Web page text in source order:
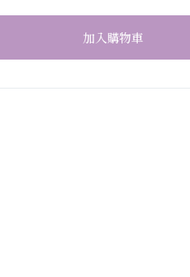
加入購物車